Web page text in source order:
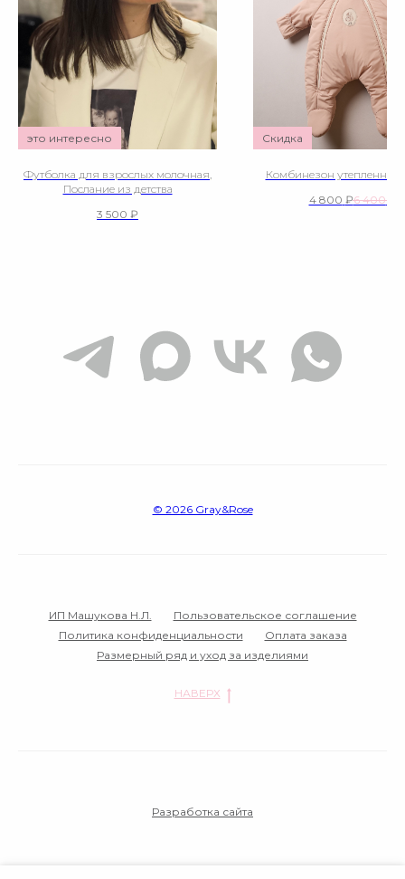
это интересно
Футболка для взрослых молочная,
Послание из детства
3 500 ₽
Скидка
Комбинезон
4 800 ₽6 400
© 2026 Gray&Rose‌
ИП Машукова Н.Л.
Пользовательское соглашение
Политика конфиденциальности
Оплата заказа
Размерный ряд и уход за изделиями
НАВЕРХ
Разработка сайта